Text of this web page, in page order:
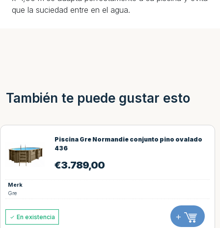
que la suciedad entre en el agua.
También te puede gustar esto
Piscina Gre Normandie conjunto pino ovalado
436
€3.789,00
Merk
Gre
En existencia +